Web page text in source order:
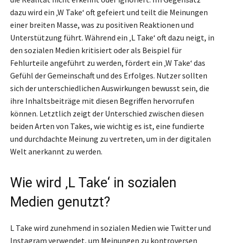
dazu wird ein ‚W Take‘ oft gefeiert und teilt die Meinungen
einer breiten Masse, was zu positiven Reaktionen und
Unterstützung führt. Während ein ‚L Take‘ oft dazu neigt, in
den sozialen Medien kritisiert oder als Beispiel für
Fehlurteile angeführt zu werden, fördert ein ‚W Take‘ das
Gefühl der Gemeinschaft und des Erfolges. Nutzer sollten
sich der unterschiedlichen Auswirkungen bewusst sein, die
ihre Inhaltsbeiträge mit diesen Begriffen hervorrufen
können. Letztlich zeigt der Unterschied zwischen diesen
beiden Arten von Takes, wie wichtig es ist, eine fundierte
und durchdachte Meinung zu vertreten, um in der digitalen
Welt anerkannt zu werden.
Wie wird ‚L Take‘ in sozialen
Medien genutzt?
L Take wird zunehmend in sozialen Medien wie Twitter und
Instagram verwendet, um Meinungen zu kontroversen